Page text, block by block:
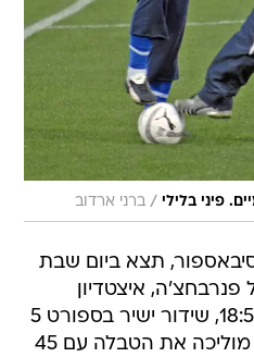
פיני בלילי / ברני ארדוב
תצא ביום שבת
איצטדיון
הסוקרו סרקוגלו (שבת, 18:55, שידור ישיר בספורט 5
+ לייב). סיבאס המפתיעה מוליכה את הטבלה עם 45